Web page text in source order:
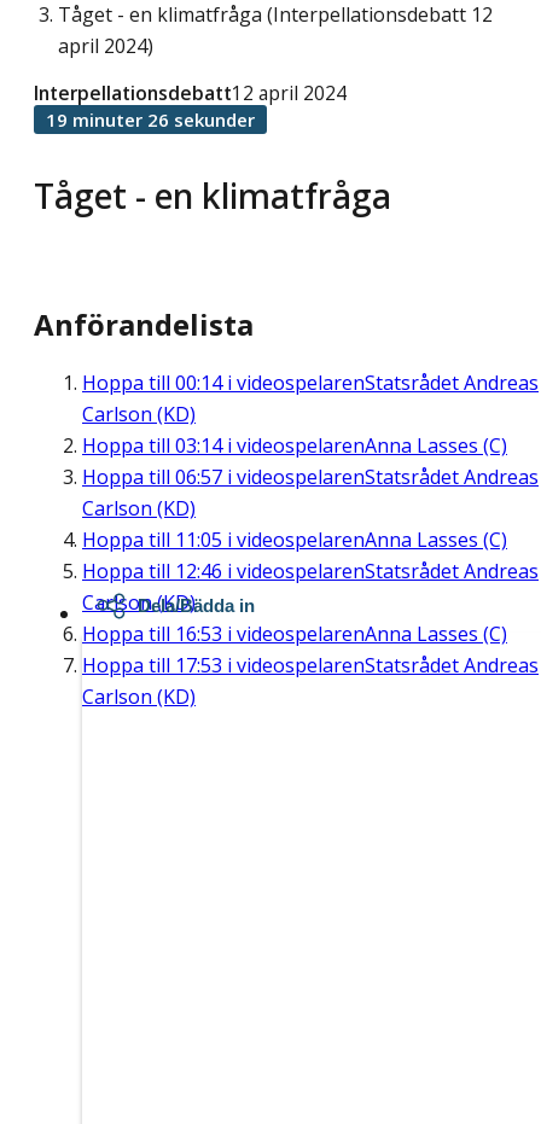
Tåget - en klimatfråga (Interpellationsdebatt 12
april 2024)
Tåget - en klimatfråga
Interpellationsdebatt12 april 2024
19 minuter 26 sekunder
Anförandelista
Hoppa till 00:14i videospelarenStatsrådet Andreas
Carlson (KD)
Hoppa till 03:14i videospelarenAnna Lasses (C)
Hoppa till 06:57 i videospelarenStatsrådet Andreas
Carlson (KD)
Hoppa till 11:05 i videospelarenAnna Lasses (C)
Hoppa till 12:46 i videospelarenStatsrådet Andreas
Carlson (KD)
Hoppa till 16:53 i videospelarenAnna Lasses (C)
Hoppa till 17:53 i videospelarenStatsrådet Andreas
Carlson (KD)
Dela/Bädda in